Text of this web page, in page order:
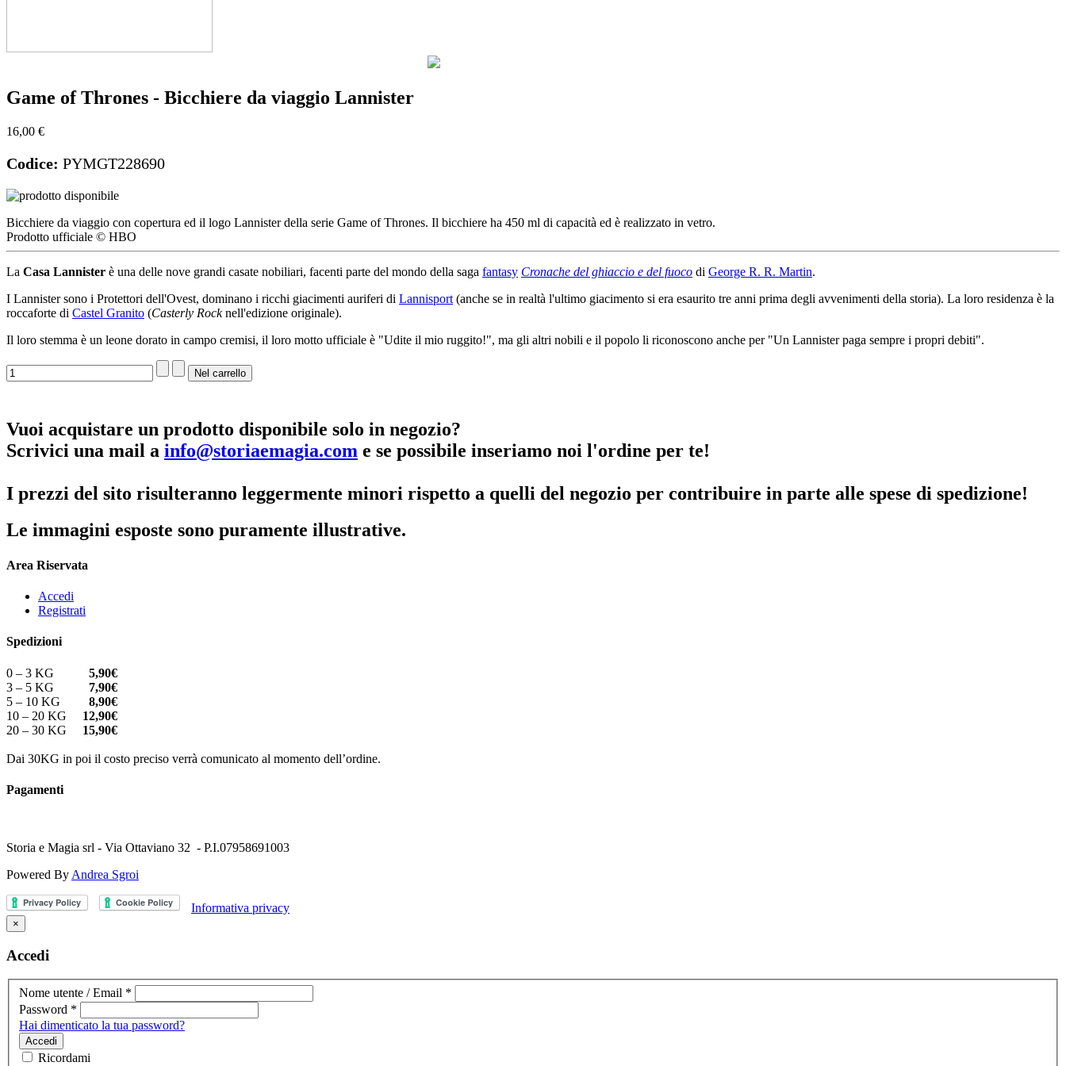
Game of Thrones - Bicchiere da viaggio Lannister
16,00 €
Codice: PYMGT228690
Bicchiere da viaggio con copertura ed il logo Lannister della serie Game of Thrones. Il bicchiere ha 450 ml di capacità ed è realizzato in vetro.
Prodotto ufficiale © HBO
La Casa Lannister è una delle nove grandi casate nobiliari, facenti parte del mondo della saga fantasy Cronache del ghiaccio e del fuoco di George R. R. Martin.
I Lannister sono i Protettori dell'Ovest, dominano i ricchi giacimenti auriferi di Lannisport (anche se in realtà l'ultimo giacimento si era esaurito tre anni prima degli avvenimenti della storia). La loro residenza è la
roccaforte di Castel Granito (Casterly Rocknell'edizione originale).
Il loro stemma è un leone dorato in campo cremisi, il loro motto ufficiale è "Udite il mio ruggito!", ma gli altri nobili e il popolo li riconoscono anche per "Un Lannister paga sempre i propri debiti".
Vuoi acquistare un prodotto disponibile solo in negozio?
Scrivici una mail a info@storiaemagia.com e se possibile inseriamo noi l'ordine per te!
I prezzi del sito risulteranno leggermente minori rispetto a quelli del negozio per contribuire in parte alle spese di spedizione!
Le immagini esposte sono puramente illustrative.
Area Riservata
Accedi
Registrati
Spedizioni
0 – 3 KG 5,90€
3 – 5 KG 7,90€
5 – 10 KG 8,90€
10 – 20 KG 12,90€
20 – 30 KG 15,90€
Dai 30KG in poi il costo preciso verrà comunicato al momento dell’ordine.
Pagamenti
Storia e Magia srl - Via Ottaviano 32 - P.I.07958691003
Powered By Andrea Sgroi
Informativa privacy
×
Accedi
Nome utente / Email *
Password *
Hai dimenticato la tua password?
Accedi
Ricordami